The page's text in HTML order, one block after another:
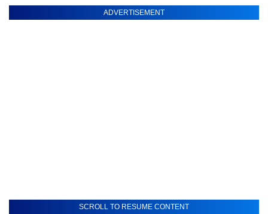
ADVERTISEMENT
SCROLL TO RESUME CONTENT